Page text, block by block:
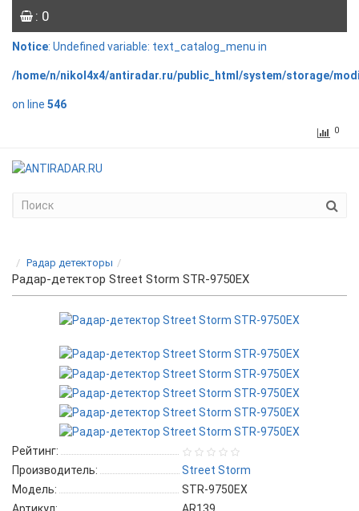
: 0
Notice: Undefined variable: text_catalog_menu in
/home/n/nikol4x4/antiradar.ru/public_html/system/storage/
on line 546
0
Радар детекторы
Радар-детектор Street Storm STR-9750EX
Рейтинг:
Производитель:
Street Storm
Модель:
STR-9750EX